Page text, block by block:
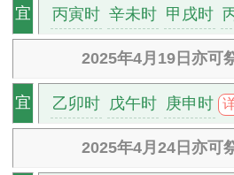
宜 丙寅时 辛未时 甲戌时
2025年4月19日亦可
宜 乙卯时 戊午时 庚申时
2025年4月24日亦可